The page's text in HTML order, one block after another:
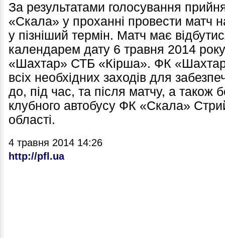
За результатами голосування
«Скала» у проханні провести матч
у пізніший термін. Матч має
календарем дату 6 травня 2014
«Шахтар» СТБ «Кірша». ФК
всіх необхідних заходів для
до, під час, та після матчу, а також
клубного автобусу ФК «Скала»
області.
4 травня 2014 14:26
http://pfl.ua